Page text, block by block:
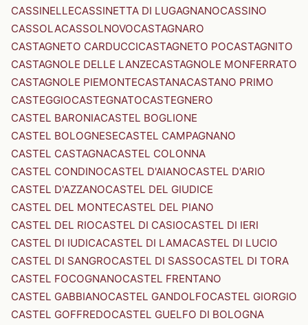
CASSINELLECASSINETTA DI LUGAGNANOCASSINO
CASSOLACASSOLNOVOCASTAGNARO
CASTAGNETO CARDUCCICASTAGNETO POCASTAGNITO
CASTAGNOLE DELLE LANZECASTAGNOLE MONFERRATO
CASTAGNOLE PIEMONTECASTANACASTANO PRIMO
CASTEGGIOCASTEGNATOCASTEGNERO
CASTEL BARONIACASTEL BOGLIONE
CASTEL BOLOGNESECASTEL CAMPAGNANO
CASTEL CASTAGNACASTEL COLONNA
CASTEL CONDINOCASTEL D'AIANOCASTEL D'ARIO
CASTEL D'AZZANOCASTEL DEL GIUDICE
CASTEL DEL MONTECASTEL DEL PIANO
CASTEL DEL RIOCASTEL DI CASIOCASTEL DI IERI
CASTEL DI IUDICACASTEL DI LAMACASTEL DI LUCIO
CASTEL DI SANGROCASTEL DI SASSOCASTEL DI TORA
CASTEL FOCOGNANOCASTEL FRENTANO
CASTEL GABBIANOCASTEL GANDOLFOCASTEL GIORGIO
CASTEL GOFFREDOCASTEL GUELFO DI BOLOGNA